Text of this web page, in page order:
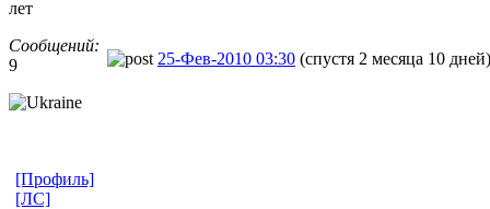
лет
Сообщений:
9
25-Фев-2010 03:30 (спустя 2 месяца 10 дней)
[Профиль]
[ЛС]